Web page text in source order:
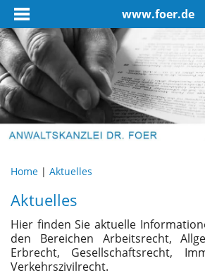
www.foer.de
Home | Aktuelles
Aktuelles
Hier finden Sie aktuelle
den Bereichen Arbeitsrecht,
Erbrecht, Gesellschaftsrecht,
Verkehrszivilrecht.